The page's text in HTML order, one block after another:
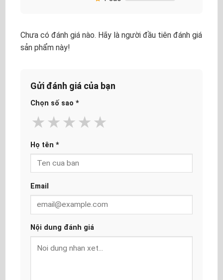
Chưa có đánh giá nào. Hãy là người đầu tiên đánh giá
sản phẩm này!
Gửi đánh giá của bạn
Chọn số sao *
★
★
★
★
★
Họ tên *
Email
Nội dung đánh giá